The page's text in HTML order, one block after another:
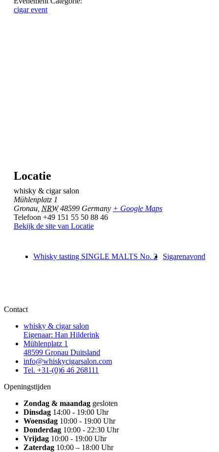
cigar event
Locatie
whisky & cigar salon
Mühlenplatz 1
Gronau NRW 48599 Germany + Google Maps
Telefoon +49 151 55 50 88 46
Bekijk de site van Locatie
Whisky tasting SINGLE MALTS No. 2 Sigarenavond
Contact
whisky & cigar salon
Eigenaar: Han Hilderink
Mühlenplatz 1
48599 Gronau Duitsland
info@whiskycigarsalon.com
Tel. +31-(0)6 46 268111
Openingstijden
Zondag & maandag gesloten
Dinsdag 14:00 - 19:00 Uhr
Woensdag 10:00 - 19:00 Uhr
Donderdag 10:00 - 22:30 Uhr
Vrijdag 10:00 - 19:00 Uhr
Zaterdag 10:00 – 18:00 Uhr